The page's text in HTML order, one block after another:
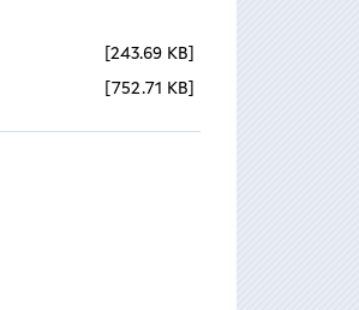
243.69 KB
752.71 KB